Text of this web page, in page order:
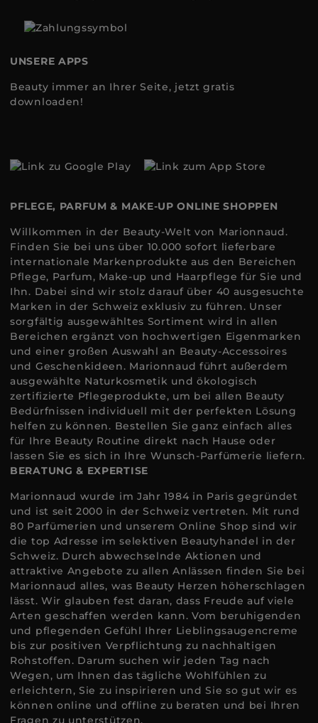
UNSERE APPS
Beauty immer an Ihrer Seite, jetzt gratis
downloaden!
PFLEGE, PARFUM & MAKE-UP ONLINE SHOPPEN
Willkommen in der Beauty-Welt von Marionnaud.
Finden Sie bei uns über 10.000 sofort lieferbare
internationale Markenprodukte aus den Bereichen
Pflege, Parfum, Make-up und Haarpflege für Sie und
Ihn. Dabei sind wir stolz darauf über 40 ausgesuchte
Marken in der Schweiz exklusiv zu führen. Unser
sorgfältig ausgewähltes Sortiment wird in allen
Bereichen ergänzt von hochwertigen Eigenmarken
und einer großen Auswahl an Beauty-Accessoires
und Geschenkideen. Marionnaud führt außerdem
ausgewählte Naturkosmetik und ökologisch
zertifizierte Pflegeprodukte, um bei allen Beauty
Bedürfnissen individuell mit der perfekten Lösung
helfen zu können. Bestellen Sie ganz einfach alles
für Ihre Beauty Routine direkt nach Hause oder
lassen Sie es sich in Ihre Wunsch-Parfümerie liefern.
BERATUNG & EXPERTISE
Marionnaud wurde im Jahr 1984 in Paris gegründet
und ist seit 2000 in der Schweiz vertreten. Mit rund
80 Parfümerien und unserem Online Shop sind wir
die top Adresse im selektiven Beautyhandel in der
Schweiz. Durch abwechselnde Aktionen und
attraktive Angebote zu allen Anlässen finden Sie bei
Marionnaud alles, was Beauty Herzen höherschlagen
lässt. Wir glauben fest daran, dass Freude auf viele
Arten geschaffen werden kann. Vom beruhigenden
und pflegenden Gefühl Ihrer Lieblingsaugencreme
bis zur positiven Verpflichtung zu nachhaltigen
Rohstoffen. Darum suchen wir jeden Tag nach
Wegen, um Ihnen das tägliche Wohlfühlen zu
erleichtern, Sie zu inspirieren und Sie so gut wir es
können online und offline zu beraten und bei Ihren
Fragen zu unterstützen.